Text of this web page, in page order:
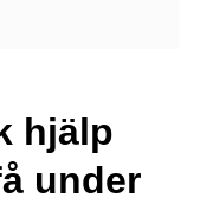
hjälp
under